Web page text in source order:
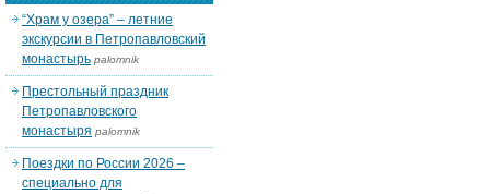
“Храм у озера” – летние
экскурсии в Петропавловский
монастырь palomnik
Престольный праздник
Петропавловского
монастыря palomnik
Поездки по России 2026 –
специально для